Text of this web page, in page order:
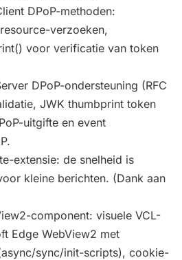
DPoP-methoden:
verzoeken,
voor verificatie van token
DPoP-ondersteuning (RFC
JWK thumbprint token
uitgifte en event
extensie: de snelheid is
kleine berichten. (Dank aan
component: visuele VCL-
Edge WebView2 met
sync/init-scripts), cookie-